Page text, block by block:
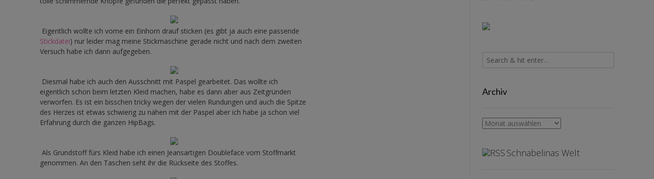
Eigentlich wollte ich vorne ein Einhorn drauf sticken (es gibt ja auch eine passende
Stickdatei) nur leider mag meine Stickmaschine gerade nicht und nach dem zweiten
Versuch habe ich dann aufgegeben.
Diesmal habe ich auch den Ausschnitt mit Paspel gearbeitet. Das wollte ich
eigentlich schon beim letzten Kleid machen, habe es dann aber aus Zeitgründen
verworfen. Es ist ein bisschen tricky wegen der vielen Rundungen und auch die Spitze
des Herzes ist etwas schwierig zu nähen mit der Paspel aber ich habe ja schon viel
Erfahrung durch die ganzen HipBags.
Als Grundstoff fürs Kleid habe ich einen Jeansartigen Doubleface vom Stoffmarkt
genommen. An den Taschen seht ihr die Rückseite des Stoffes.
Archiv
Archiv
Schnabelinas Welt